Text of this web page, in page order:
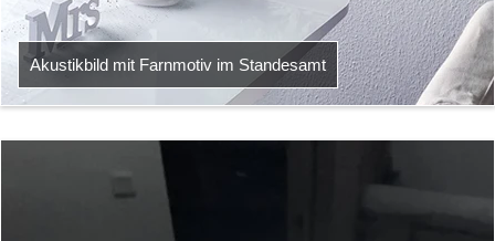
Akustikbild mit Farnmotiv im Standesamt